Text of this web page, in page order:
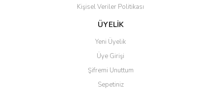
Gönder
Kişisel Veriler Politikası
ÜYELİK
Yeni Üyelik
Üye Girişi
Şifremi Unuttum
Sepetiniz